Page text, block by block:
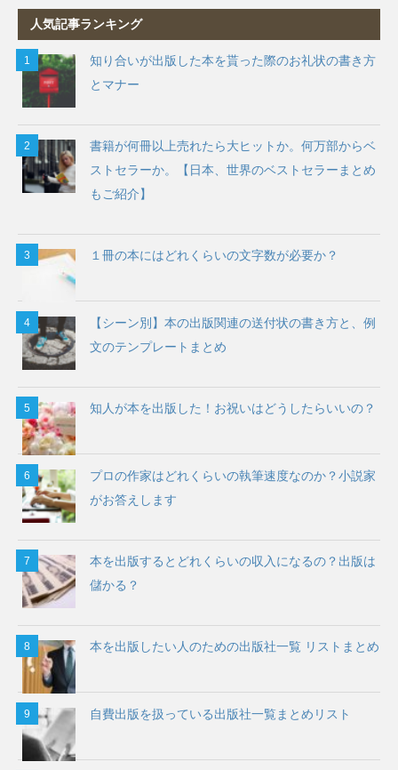
人気記事ランキング
知り合いが出版した本を貰った際のお礼状の書き方
とマナー
書籍が何冊以上売れたら大ヒットか。何万部からベ
ストセラーか。【日本、世界のベストセラーまとめ
もご紹介】
１冊の本にはどれくらいの文字数が必要か？
【シーン別】本の出版関連の送付状の書き方と、例
文のテンプレートまとめ
知人が本を出版した！お祝いはどうしたらいいの？
プロの作家はどれくらいの執筆速度なのか？小説家
がお答えします
本を出版するとどれくらいの収入になるの？出版は
儲かる？
本を出版したい人のための出版社一覧 リストまとめ
自費出版を扱っている出版社一覧まとめリスト